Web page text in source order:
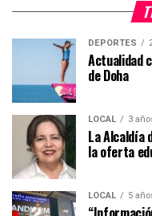
DEPORTES
Actualidad
de Doha
LOCAL 3
La Alcaldía
la oferta
LOCAL 5